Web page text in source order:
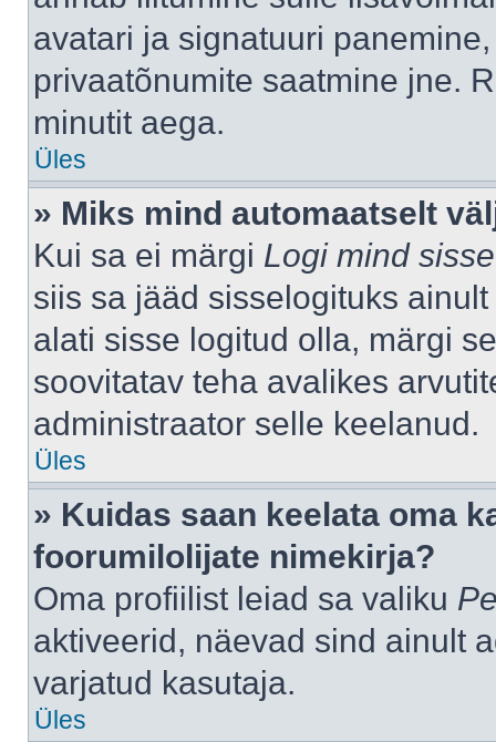
avatari ja signatuuri
privaatõnumite saatmine jne.
minutit aega.
Üles
» Miks mind automaatselt
Kui sa ei märgi Logi mind
siis sa jääd sisselogituks
alati sisse logitud olla, märgi
soovitatav teha avalikes
administraator selle keelanud.
Üles
» Kuidas saan keelata oma
foorumilolijate nimekirja?
Oma profiilist leiad sa valiku
aktiveerid, näevad sind ainult
varjatud kasutaja.
Üles